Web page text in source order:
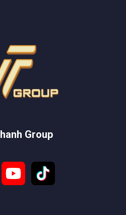
trình sử dụng.
Kolida tốt nhất
Group